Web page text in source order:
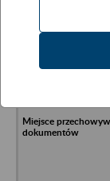
Ukryj